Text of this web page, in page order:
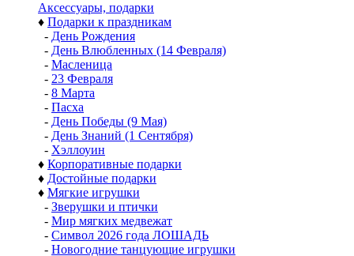
Аксессуары, подарки
♦ Подарки к праздникам
- День Рождения
- День Влюбленных (14 Февраля)
- Масленица
- 23 Февраля
- 8 Марта
- Пасха
- День Победы (9 Мая)
- День Знаний (1 Сентября)
- Хэллоуин
♦ Корпоративные подарки
♦ Достойные подарки
♦ Мягкие игрушки
- Зверушки и птички
- Мир мягких медвежат
- Символ 2026 года ЛОШАДЬ
- Новогодние танцующие игрушки